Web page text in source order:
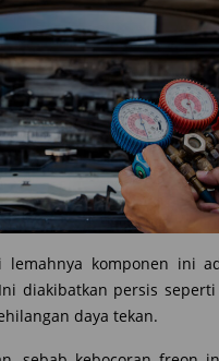
lemahnya komponen ini
diakibatkan persis
daya tekan.